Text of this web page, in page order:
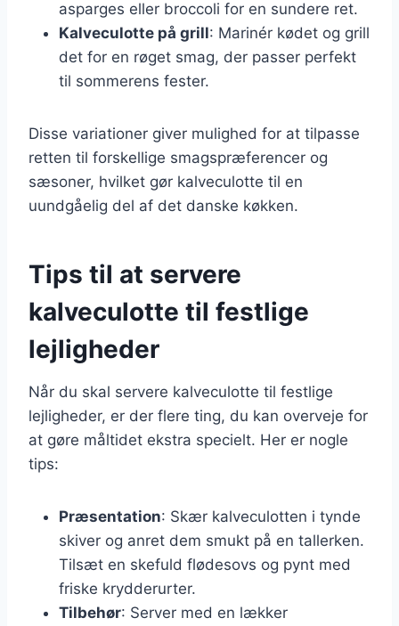
asparges eller broccoli for en sundere ret.
Kalveculotte på grill: Marinér kødet og grill
det for en røget smag, der passer perfekt
til sommerens fester.
Disse variationer giver mulighed for at tilpasse
retten til forskellige smagspræferencer og
sæsoner, hvilket gør kalveculotte til en
uundgåelig del af det danske køkken.
Tips til at servere
kalveculotte til festlige
lejligheder
Når du skal servere kalveculotte til festlige
lejligheder, er der flere ting, du kan overveje for
at gøre måltidet ekstra specielt. Her er nogle
tips:
Præsentation: Skær kalveculotten i tynde
skiver og anret dem smukt på en tallerken.
Tilsæt en skefuld flødesovs og pynt med
friske krydderurter.
Tilbehør: Server med en lækker